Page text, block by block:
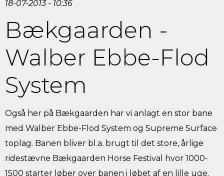
18-07-2013 - 10:36
Bækgaarden -
Walber Ebbe-Flod
System
Også her på Bækgaarden har vi anlagt en stor bane
med Walber Ebbe-Flod System og Supreme Surface
toplag. Banen bliver bl.a. brugt til det store, årlige
ridestævne Bækgaarden Horse Festival hvor 1000-
1500 starter løber over banen i løbet af en lille uge.